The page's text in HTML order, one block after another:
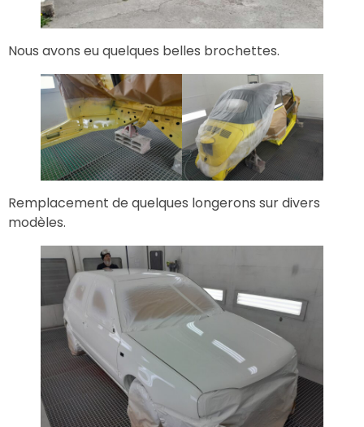
Nous avons eu quelques belles brochettes.
Remplacement de quelques longerons sur divers
modèles.